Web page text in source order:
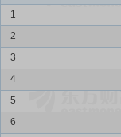
1
2
3
4
5
6